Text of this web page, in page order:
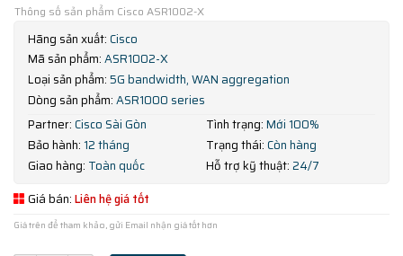
Thông số sản phẩm Cisco ASR1002-X
Hãng sản xuất:Cisco
Mã sản phẩm:ASR1002-X
Loại sản phẩm:5G bandwidth, WAN aggregation
Dòng sản phẩm:ASR1000 series
Partner:Cisco Sài Gòn Tình trạng:Mới 100%
Bảo hành: 12 tháng Trạng thái:Còn hàng
Giao hàng: Toàn quốc Hỗ trợ kỹ thuật:24/7
Giá bán:Liên hệ giá tốt
Giá trên để tham khảo, gửi Email nhận giá tốt hơn